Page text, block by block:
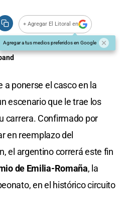
+ Agregar El Litoral en
Agregar a tus medios preferidos en Google
a ponerse el casco en la
escenario que le trae los
carrera. Confirmado por
en reemplazo del
el argentino correrá este fin
de Emilia-Romaña, la
en el histórico circuito